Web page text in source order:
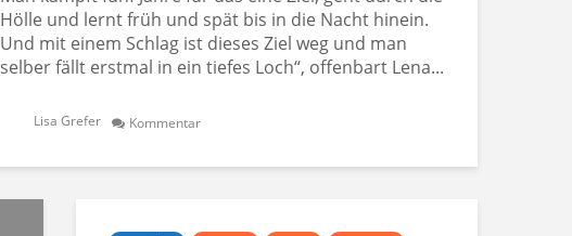
Hölle und lernt früh und spät bis in die Nacht hinein.
Und mit einem Schlag ist dieses Ziel weg und man
selber fällt erstmal in ein tiefes Loch“, offenbart Lena...
Lisa Grefer Kommentar